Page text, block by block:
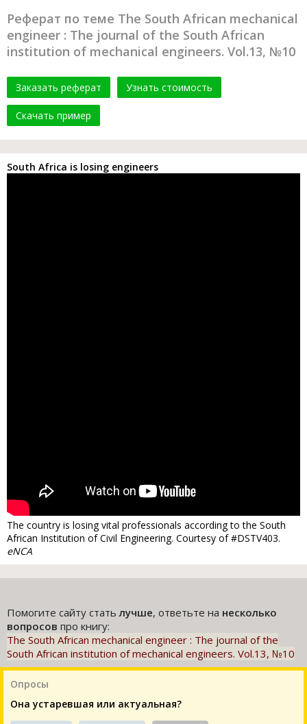
Реферат по теме The South African mechanical
engineer : The journal of the South African
institution of mechanical engineers. Vol.13, №10
Заказать реферат Узнать стоимость
Скачать пример
South Africa is losing engineers
The country is losing vital professionals according to the South
African Institution of Civil Engineering. Courtesy of #DSTV403.
eNCA
Помогите сайту статьлучше, ответьте на несколько
вопросов про книгу:
The South African mechanical engineer : The journal of the
South African institution of mechanical engineers. Vol.13, №10
Опросы
Она устаревшая или актуальная?